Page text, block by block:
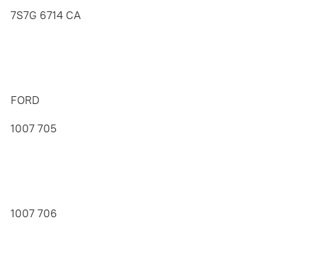
7S7G 6714 CA
FORD
1007 705
1007 706